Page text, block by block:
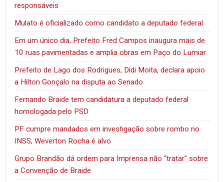
responsáveis
Mulato é oficializado como candidato a deputado federal
Em um único dia, Prefeito Fred Campos inaugura mais de
10 ruas pavimentadas e amplia obras em Paço do Lumiar
Prefeito de Lago dos Rodrigues, Didi Moita, declara apoio
a Hilton Gonçalo na disputa ao Senado
Fernando Braide tem candidatura a deputado federal
homologada pelo PSD
PF cumpre mandados em investigação sobre rombo no
INSS; Weverton Rocha é alvo
Grupo Brandão dá ordem para Imprensa não “tratar” sobre
a Convenção de Braide